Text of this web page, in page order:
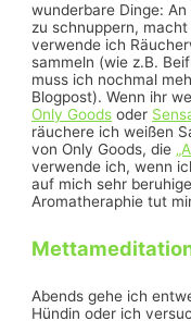
wunderbare Dinge:
zu schnuppern,
verwende ich
sammeln (wie z.B.
muss ich nochmal
Blogpost). Wenn ihr
Only Goods oder
räuchere ich weißen
von Only Goods, die
verwende ich, wenn
auf mich sehr
Aromatheraphie tut
Abends gehe ich
Hündin oder ich